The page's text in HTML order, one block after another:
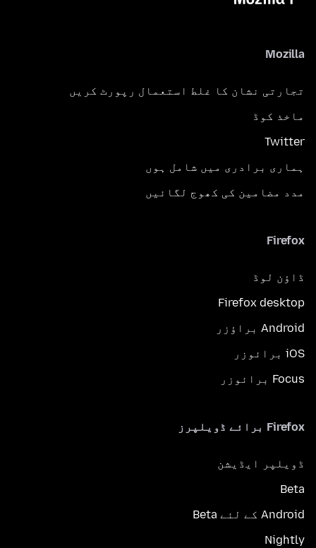
Mozilla
تجارتی نشان کا غلط استعمال رپورٹ کریں
ماخذ کوڈ
Twitter
ہماری برادری میں شامل ہوں
مدد مضامین کی کھوج لگائیں
Firefox
ڈاؤن لوڈ
Firefox desktop
Android براؤزر
iOS برائوزر
Focus برائوزر
Firefox برائے ڈویلپرز
ڈویلپر ایڈیشن
Beta
Android کے لئے Beta
Nightly